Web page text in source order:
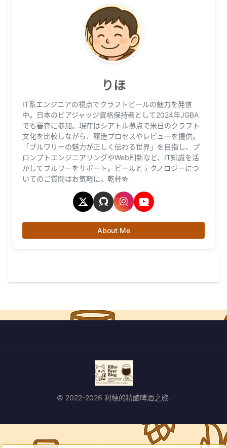
りほ
IT系エンジニアの視点でクラフトビールの魅力を発信
中。日本のビアジャッジ資格保持者として2024年JGBA
でも審査に参加。現在はシアトル拠点で米日のクラフト
文化を比較しながら、醸造プロセスやレビューを提供。
「ブルワリーの魅力が正しく伝わる世界」を目指し、プ
ロンプトエンジニアリングやWeb刷新など、IT知識を活
かしてブルワーをサポート。ビールとテクノロジーにつ
いてのご質問はお気軽に。乾杯🍻
About Me
© 2022-2026 利穗的精酿啤酒之旅.